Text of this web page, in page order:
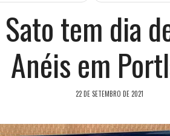
tem dia
Anéis em
22 DE SETEMBRO DE 2021